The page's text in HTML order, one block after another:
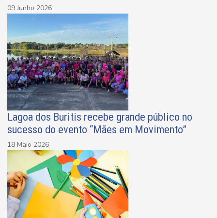
09 Junho 2026
Lagoa dos Buritis recebe grande público no
sucesso do evento “Mães em Movimento”
18 Maio 2026